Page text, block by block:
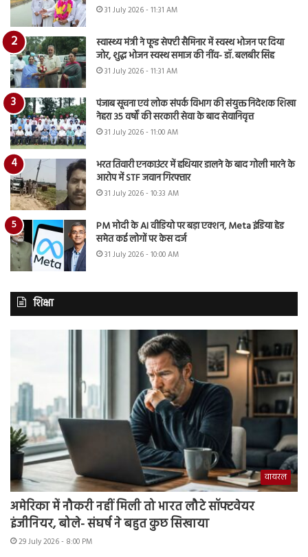
31 July 2026 - 11:31 AM
स्वास्थ्य मंत्री ने फूड सेफ्टी सैमिनार में स्वस्थ भोजन पर दिया
जोर, शुद्ध भोजन स्वस्थ समाज की नींव- डॉ. बलबीर सिंह
31 July 2026 - 11:31 AM
पंजाब सूचना एवं लोक संपर्क विभाग की संयुक्त निदेशक शिखा
नेहरा 35 वर्षों की सरकारी सेवा के बाद सेवानिवृत्त
31 July 2026 - 11:00 AM
भरत तिवारी एनकाउंटर में हथियार डालने के बाद गोली मारने के
आरोप में STF जवान गिरफ्तार
31 July 2026 - 10:33 AM
PM मोदी के AI वीडियो पर बड़ा एक्शन, Meta इंडिया हेड
समेत कई लोगों पर केस दर्ज
31 July 2026 - 10:00 AM
शिक्षा
वायरल
अमेरिका में नौकरी नहीं मिली तो भारत लौटे सॉफ्टवेयर
इंजीनियर, बोले- संघर्ष ने बहुत कुछ सिखाया
29 July 2026 - 8:00 PM